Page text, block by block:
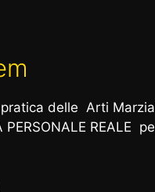
delle Arti
REALE